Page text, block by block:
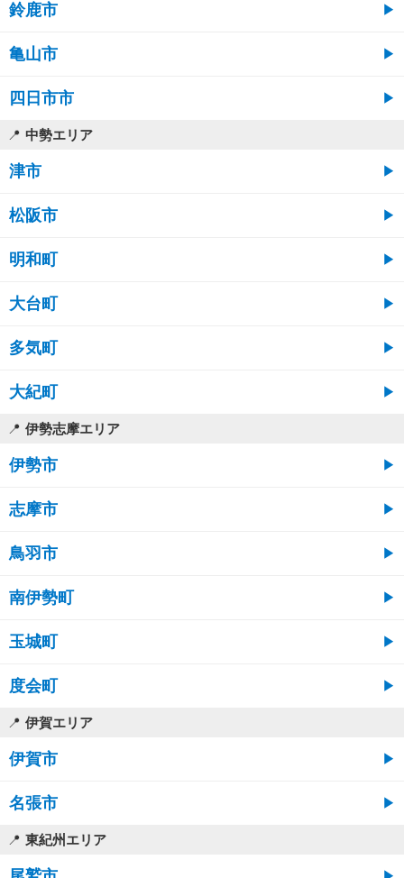
鈴鹿市
亀山市
四日市市
中勢エリア
津市
松阪市
明和町
大台町
多気町
大紀町
伊勢志摩エリア
伊勢市
志摩市
鳥羽市
南伊勢町
玉城町
度会町
伊賀エリア
伊賀市
名張市
東紀州エリア